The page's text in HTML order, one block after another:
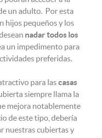
un adulto. Por esta
hijos pequeños y los
nadar todos los
un impedimento para
preferidas.
para lascasas
siempre llama la
mejora notablemente
de este tipo, debería
nuestras cubiertas y